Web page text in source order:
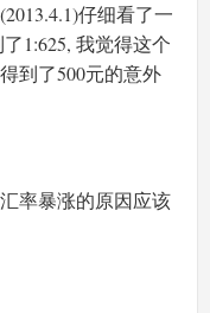
仔细看了一
1:625, 我觉得这个
到了500元的意外
率暴涨的原因应该